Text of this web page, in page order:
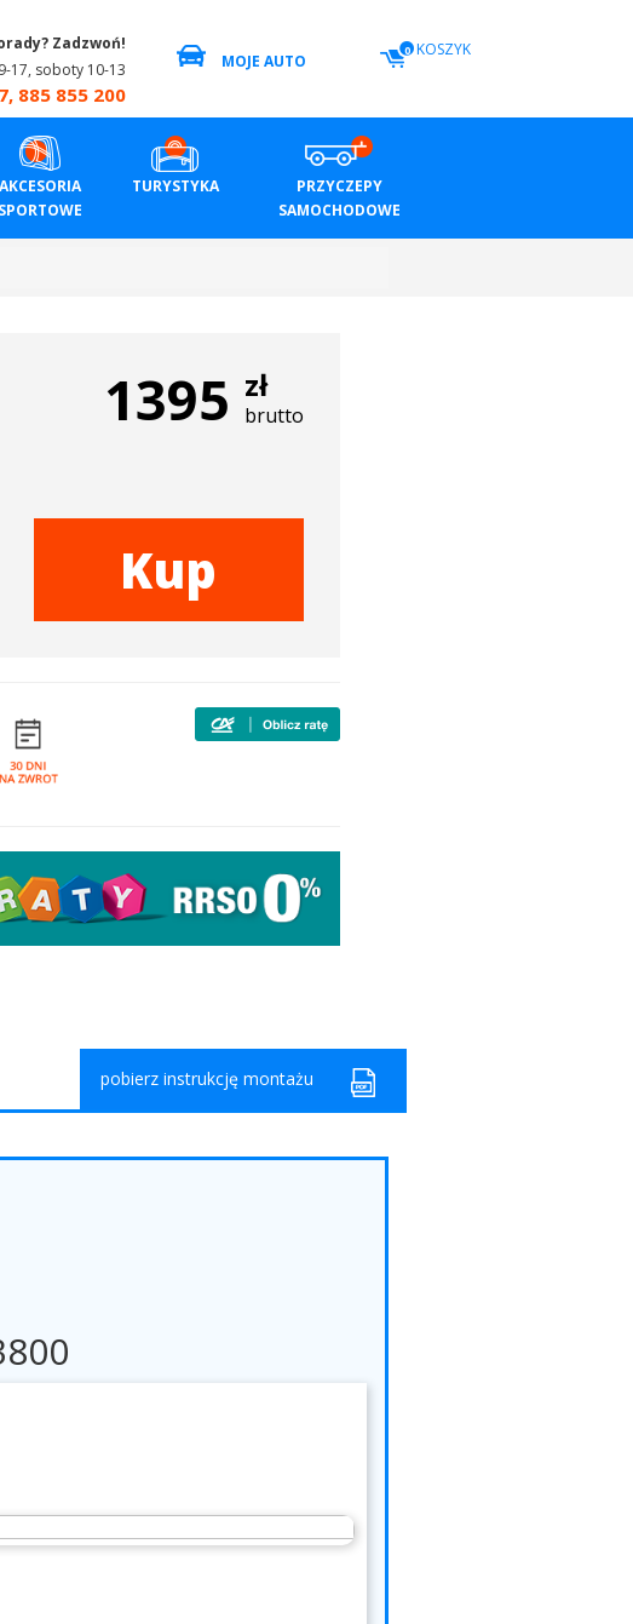
Zadzwoń!
17, soboty 10-13
885 855 200
MOJE AUTO
0 KOSZYK
AKCESORIA
SPORTOWE
TURYSTYKA
PRZYCZEPY
SAMOCHODOWE
1395 zł
brutto
Kup
pobierz instrukcję montażu